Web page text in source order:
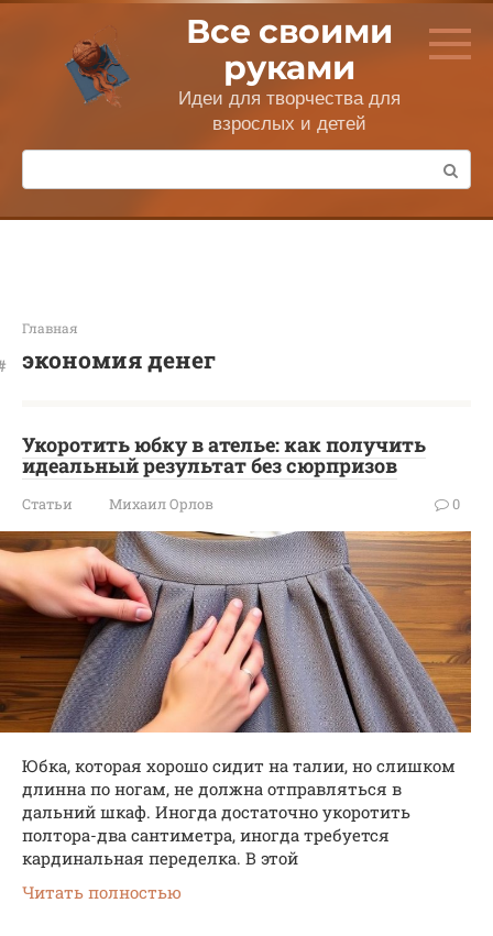
Перейти
контенту
Все своими
руками
Идеи для творчества для
взрослых и детей
Поиск:
Главная
экономия денег
Укоротить юбку в ателье: как получить
идеальный результат без сюрпризов
Статьи Михаил Орлов 0
Юбка, которая хорошо сидит на талии, но слишком
длинна по ногам, не должна отправляться в
дальний шкаф. Иногда достаточно укоротить
полтора-два сантиметра, иногда требуется
кардинальная переделка. В этой
Читать полностью